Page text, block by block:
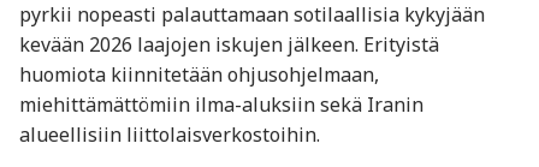
pyrkii nopeasti palauttamaan sotilaallisia kykyjään
kevään 2026 laajojen iskujen jälkeen. Erityistä
huomiota kiinnitetään ohjusohjelmaan,
miehittämättömiin ilma-aluksiin sekä Iranin
alueellisiin liittolaisverkostoihin.